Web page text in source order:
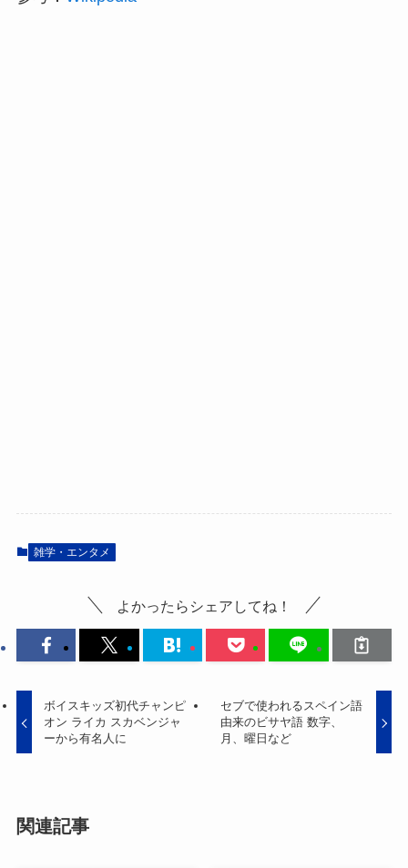
雑学・エンタメ
よかったらシェアしてね！
ボイスキッズ初代チャンピ
オン ライカ スカベンジャ
ーから有名人に
セブで使われるスペイン語
由来のビサヤ語 数字、
月、曜日など
関連記事